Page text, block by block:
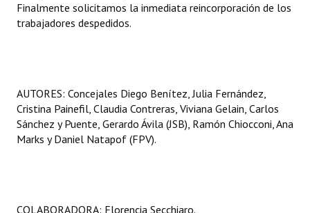
Finalmente solicitamos la inmediata reincorporación de los
trabajadores despedidos.
AUTORES: Concejales Diego Benítez, Julia Fernández,
Cristina Painefil, Claudia Contreras, Viviana Gelain, Carlos
Sánchez y Puente, Gerardo Ávila (JSB), Ramón Chiocconi, Ana
Marks y Daniel Natapof (FPV).
COLABORADORA: Florencia Secchiaro.